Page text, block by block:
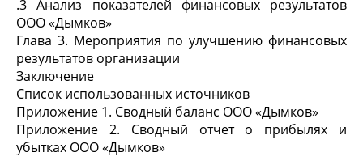
.3 Анализ показателей финансовых результатов
ООО «Дымков»
Глава 3. Мероприятия по улучшению финансовых
результатов организации
Заключение
Список использованных источников
Приложение 1. Сводный баланс ООО «Дымков»
Приложение 2. Сводный отчет о прибылях и
убытках ООО «Дымков»